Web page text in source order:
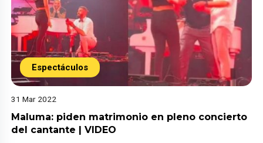
Espectáculos
31 Mar 2022
Maluma: piden matrimonio en pleno concierto
del cantante | VIDEO